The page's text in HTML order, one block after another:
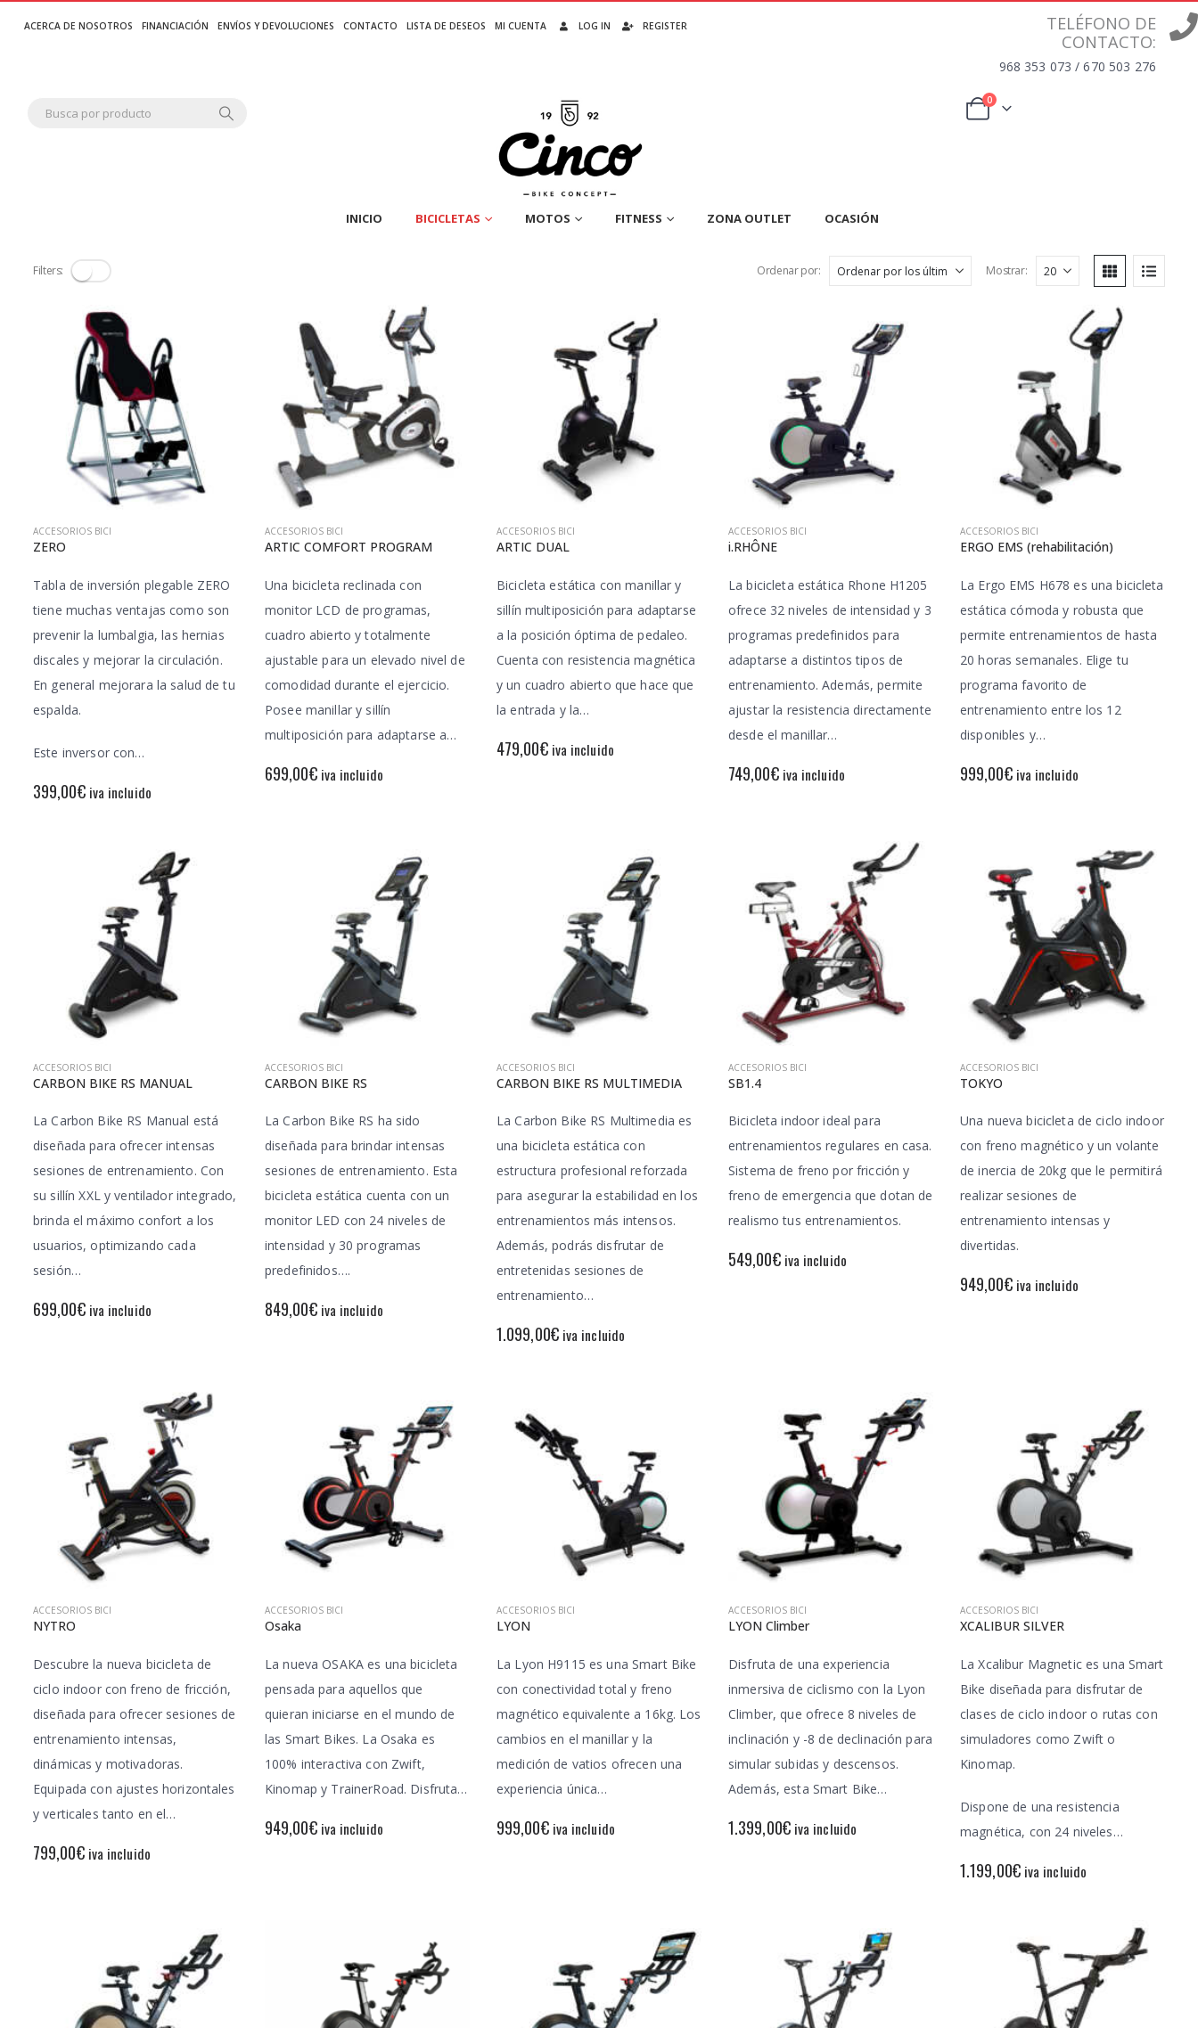
ACERCA DE NOSOTROS FINANCIACIÓN ENVÍOS Y DEVOLUCIONES CONTACTO LISTA DE DESEOS MI CUENTA LOG IN REGISTER
TELÉFONO DE
CONTACTO:
968 353 073 / 670 503 276
0
INICIO BICICLETAS MOTOS FITNESS ZONA OUTLET OCASIÓN
Filters: Ordenar por: Mostrar:
ACCESORIOS BICI
ZERO
Tabla de inversión plegable ZERO
tiene muchas ventajas como son
prevenir la lumbalgia, las hernias
discales y mejorar la circulación.
En general mejorara la salud de tu
espalda.
Este inversor con…
399,00€ iva incluido
ACCESORIOS BICI
ARTIC COMFORT PROGRAM
Una bicicleta reclinada con
monitor LCD de programas,
cuadro abierto y totalmente
ajustable para un elevado nivel de
comodidad durante el ejercicio.
Posee manillar y sillín
multiposición para adaptarse a…
699,00€ iva incluido
ACCESORIOS BICI
ARTIC DUAL
Bicicleta estática con manillar y
sillín multiposición para adaptarse
a la posición óptima de pedaleo.
Cuenta con resistencia magnética
y un cuadro abierto que hace que
la entrada y la…
479,00€ iva incluido
ACCESORIOS BICI
i.RHÔNE
La bicicleta estática Rhone H1205
ofrece 32 niveles de intensidad y 3
programas predefinidos para
adaptarse a distintos tipos de
entrenamiento. Además, permite
ajustar la resistencia directamente
desde el manillar…
749,00€ iva incluido
ACCESORIOS BICI
ERGO EMS (rehabilitación)
La Ergo EMS H678 es una bicicleta
estática cómoda y robusta que
permite entrenamientos de hasta
20 horas semanales. Elige tu
programa favorito de
entrenamiento entre los 12
disponibles y…
999,00€ iva incluido
ACCESORIOS BICI
CARBON BIKE RS MANUAL
La Carbon Bike RS Manual está
diseñada para ofrecer intensas
sesiones de entrenamiento. Con
su sillín XXL y ventilador integrado,
brinda el máximo confort a los
usuarios, optimizando cada
sesión…
699,00€ iva incluido
ACCESORIOS BICI
CARBON BIKE RS
La Carbon Bike RS ha sido
diseñada para brindar intensas
sesiones de entrenamiento. Esta
bicicleta estática cuenta con un
monitor LED con 24 niveles de
intensidad y 30 programas
predefinidos….
849,00€ iva incluido
ACCESORIOS BICI
CARBON BIKE RS MULTIMEDIA
La Carbon Bike RS Multimedia es
una bicicleta estática con
estructura profesional reforzada
para asegurar la estabilidad en los
entrenamientos más intensos.
Además, podrás disfrutar de
entretenidas sesiones de
entrenamiento…
1.099,00€ iva incluido
ACCESORIOS BICI
SB1.4
Bicicleta indoor ideal para
entrenamientos regulares en casa.
Sistema de freno por fricción y
freno de emergencia que dotan de
realismo tus entrenamientos.
549,00€ iva incluido
ACCESORIOS BICI
TOKYO
Una nueva bicicleta de ciclo indoor
con freno magnético y un volante
de inercia de 20kg que le permitirá
realizar sesiones de
entrenamiento intensas y
divertidas.
949,00€ iva incluido
ACCESORIOS BICI
NYTRO
Descubre la nueva bicicleta de
ciclo indoor con freno de fricción,
diseñada para ofrecer sesiones de
entrenamiento intensas,
dinámicas y motivadoras.
Equipada con ajustes horizontales
y verticales tanto en el…
799,00€ iva incluido
ACCESORIOS BICI
Osaka
La nueva OSAKA es una bicicleta
pensada para aquellos que
quieran iniciarse en el mundo de
las Smart Bikes. La Osaka es
100% interactiva con Zwift,
Kinomap y TrainerRoad. Disfruta…
949,00€ iva incluido
ACCESORIOS BICI
LYON
La Lyon H9115 es una Smart Bike
con conectividad total y freno
magnético equivalente a 16kg. Los
cambios en el manillar y la
medición de vatios ofrecen una
experiencia única…
999,00€ iva incluido
ACCESORIOS BICI
LYON Climber
Disfruta de una experiencia
inmersiva de ciclismo con la Lyon
Climber, que ofrece 8 niveles de
inclinación y -8 de declinación para
simular subidas y descensos.
Además, esta Smart Bike…
1.399,00€ iva incluido
ACCESORIOS BICI
XCALIBUR SILVER
La Xcalibur Magnetic es una Smart
Bike diseñada para disfrutar de
clases de ciclo indoor o rutas con
simuladores como Zwift o
Kinomap.
Dispone de una resistencia
magnética, con 24 niveles…
1.199,00€ iva incluido